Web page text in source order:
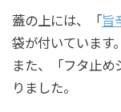
蓋の上には、「旨
袋が付いています。
また、「フタ止め
りました。